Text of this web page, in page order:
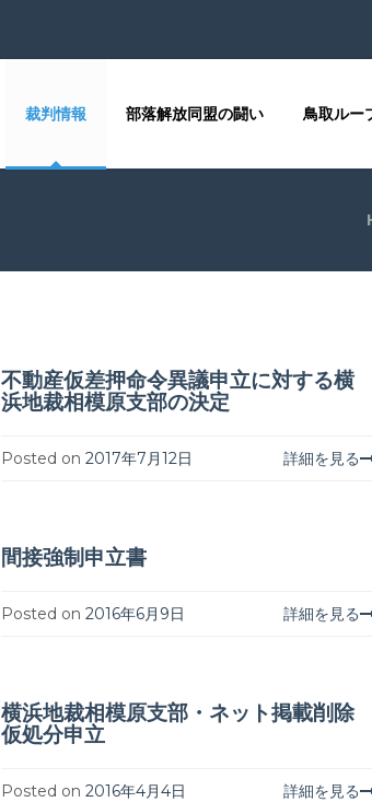
裁判情報 部落解放同盟の闘い 鳥取ルー
不動産仮差押命令異議申立に対する横
浜地裁相模原支部の決定
Posted on 2017年7月12日 詳細を見る
間接強制申立書
Posted on 2016年6月9日 詳細を見る
横浜地裁相模原支部・ネット掲載削除
仮処分申立
Posted on 2016年4月4日 詳細を見る